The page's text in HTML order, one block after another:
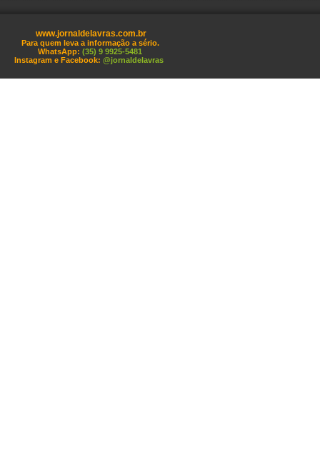
www.jornaldelavras.com.br
Para quem leva a informação a sério.
WhatsApp: (35) 9 9925-5481
Instagram e Facebook: @jornaldelavras